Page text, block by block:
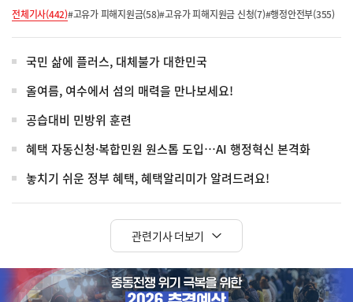
전체기사(442)#고유가 피해지원금(58)#고유가 피해지원금 신청(7)#행정안전부(355)
국민 삶에 플러스, 대체불가 대한민국
올여름, 여수에서 섬의 매력을 만나보세요!
공습대비 민방위 훈련
혜택 자동신청·복합민원 원스톱 도입…AI 행정혁신 본격화
놓치기 쉬운 정부 혜택, 혜택알리미가 알려드려요!
관련기사 더보기